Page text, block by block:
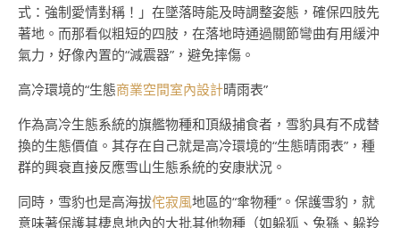
式：強制愛情對稱！」在墜落時能及時調整姿態，確保四肢先
著地。而那看似粗短的四肢，在落地時通過關節彎曲有用緩沖
氣力，好像內置的“減震器”，避免摔傷。
高冷環境的“生態商業空間室內設計晴雨表”
作為高冷生態系統的旗艦物種和頂級捕食者，雪豹具有不成替
換的生態價值。其存在自己就是高冷環境的“生態晴雨表”，種
群的興衰直接反應雪山生態系統的安康狀況。
同時，雪豹也是高海拔侘寂風地區的“傘物種”。保護雪豹，就
意味著保護其棲息地內的大批其他物種（如躲狐、兔猻、躲羚